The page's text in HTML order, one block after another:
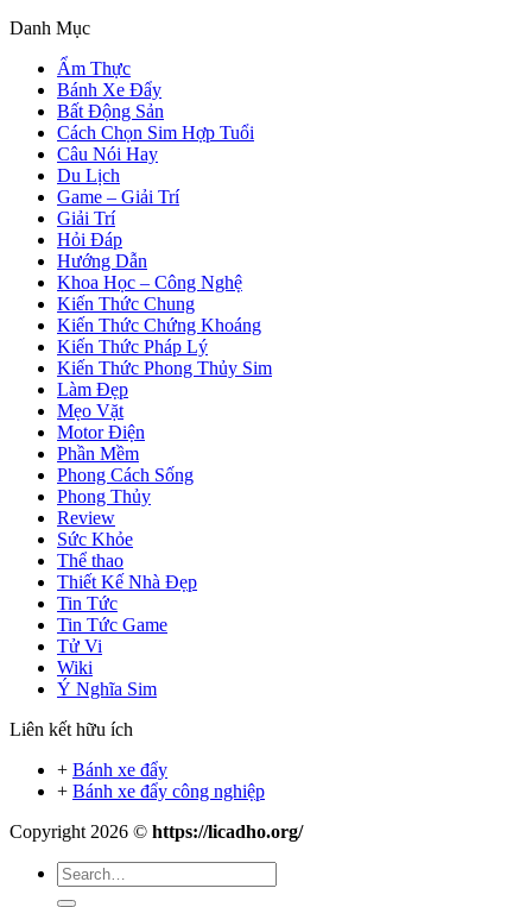
Danh Mục
Ẩm Thực
Bánh Xe Đẩy
Bất Động Sản
Cách Chọn Sim Hợp Tuổi
Câu Nói Hay
Du Lịch
Game – Giải Trí
Giải Trí
Hỏi Đáp
Hướng Dẫn
Khoa Học – Công Nghệ
Kiến Thức Chung
Kiến Thức Chứng Khoáng
Kiến Thức Pháp Lý
Kiến Thức Phong Thủy Sim
Làm Đẹp
Mẹo Vặt
Motor Điện
Phần Mềm
Phong Cách Sống
Phong Thủy
Review
Sức Khỏe
Thể thao
Thiết Kế Nhà Đẹp
Tin Tức
Tin Tức Game
Tử Vi
Wiki
Ý Nghĩa Sim
Liên kết hữu ích
+ Bánh xe đẩy
+ Bánh xe đẩy công nghiệp
Copyright 2026 © https://licadho.org/